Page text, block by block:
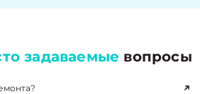
задаваемые вопросы